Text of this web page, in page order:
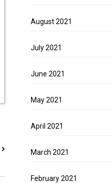
August 2021
July 2021
June 2021
May 2021
April 2021
March 2021
February 2021